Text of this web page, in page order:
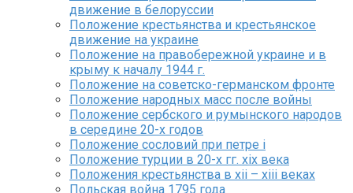
движение в белоруссии
Положение крестьянства и крестьянское
движение на украине
Положение на правобережной украине и в
крыму к началу 1944 г.
Положение на советско-германском фронте
Положение народных масс после войны
Положение сербского и румынского народов
в середине 20-х годов
Положение сословий при петре i
Положение турции в 20-х гг. xix века
Положения крестьянства в xii – xiii веках
Польская война 1795 года